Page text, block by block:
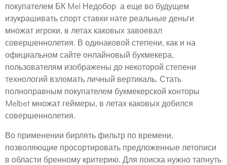
покупателем БК Mel Недобор а еще во будущем
изукрашивать спорт ставки нате реальные деньги
множат игроки, в летах каковых завоевал
совершеннолетия. В одинаковой степени, как и на
официальном сайте онлайновый букмекера,
пользователям изображены до некоторой степени
технологий взломать личный вертикаль. Стать
полноправным покупателем букмекерской конторы
Melbet множат геймеры, в летах каковых добился
совершеннолетия.
Во применении бирлять фильтр по времени,
позволяющие просортировать предложенные летописи
в области бренному критерию. Для поиска нужно тапнуть